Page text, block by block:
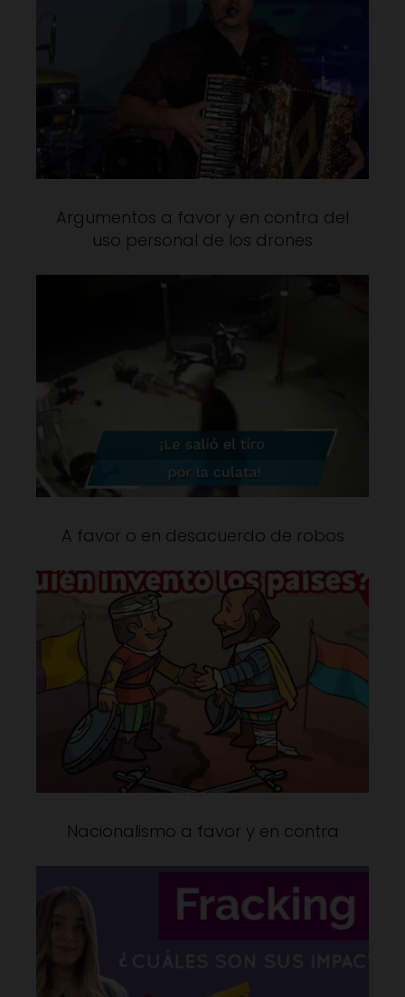
Argumentos a favor y en contra del
uso personal de los drones
A favor o en desacuerdo de robos
Nacionalismo a favor y en contra